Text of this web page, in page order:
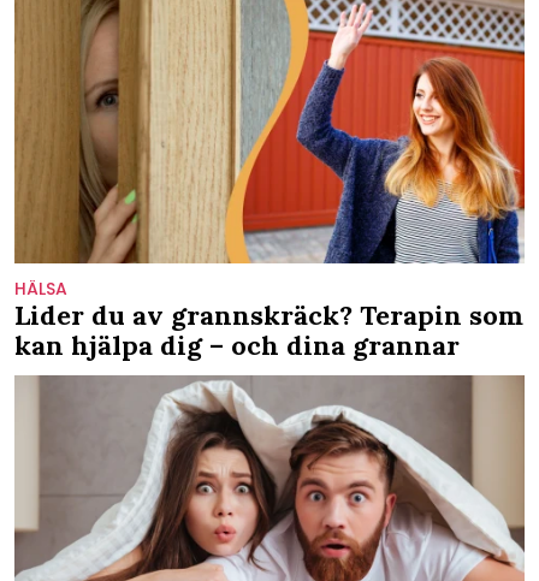
HÄLSA
Lider du av grannskräck? Terapin som
kan hjälpa dig – och dina grannar